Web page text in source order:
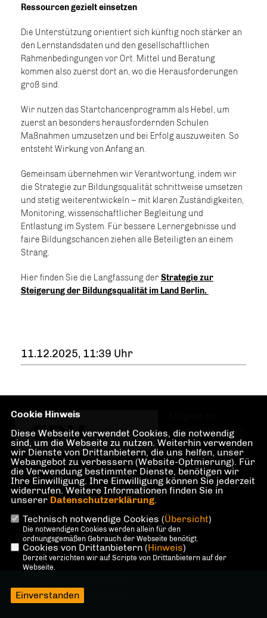
Ressourcen gezielt einsetzen
Die Unterstützung orientiert sich künftig noch stärker an
den Lernstandsdaten und den gesellschaftlichen
Rahmenbedingungen vor Ort. Mittel und Beratung
kommen also zuerst dort an, wo die Herausforderungen
groß sind.
Wir nutzen das Startchancenprogramm als Hebel, um
zuerst an besonders herausfordernden Schulen
Maßnahmen umzusetzen und bei Erfolg auszuweiten. So
entsteht Wirkung von Anfang an.
Gemeinsam übernehmen wir Verantwortung, indem wir
die Strategie zur Bildungsqualität schrittweise umsetzen
und stetig weiterentwickeln – mit klaren Zuständigkeiten,
Monitoring, wissenschaftlicher Begleitung und
Entlastung im System. Für bessere Lernergebnisse und
faire Bildungschancen ziehen alle Beteiligten an einem
Strang.
Hier finden Sie die Langfassung der Strategie zur
Steigerung der Bildungsqualität im Land Berlin.
11.12.2025, 11:39 Uhr
Abgeordnetenhaus
von Berlin für den
Wahlkreis
Grunewald,
Halensee, Preußenpark, Hohenzollerndamm
IMPRESSUM DATENSCHUTZ KONTAKT
Alle Rechte vorbehalten.
Cookie Hinweis
Diese Webseite verwendet Cookies, die notwendig
sind, um die Webseite zu nutzen. Weiterhin verwenden
wir Dienste von Drittanbietern, die uns helfen, unser
Webangebot zu verbessern (Website-Optmierung). Für
die Verwendung bestimmter Dienste, benötigen wir
Ihre Einwilligung. Ihre Einwilligung können Sie jederzeit
widerrufen. Weitere Informationen finden Sie in
unserer Datenschutzerklärung.
Technisch notwendige Cookies (Übersicht)
Die notwendigen Cookies werden allein für den
ordnungsgemäßen Gebrauch der Webseite benötigt.
Cookies von Drittanbietern (Hinweis)
Derzeit verzichten wir auf Scripte von Drittanbietern auf der
Webseite.
Einverstanden